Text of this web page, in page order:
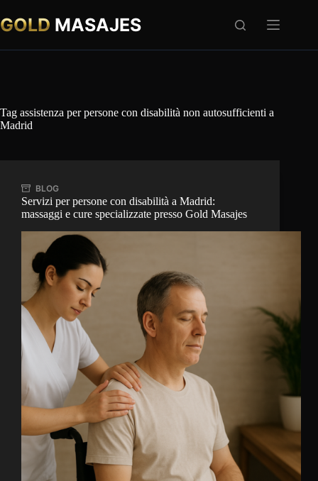
al
contenuto
GOLD MASAJES
Tag assistenza per persone con disabilità non autosufficienti a
Madrid
BLOG
Servizi per persone con disabilità a Madrid:
massaggi e cure specializzate presso Gold Masajes